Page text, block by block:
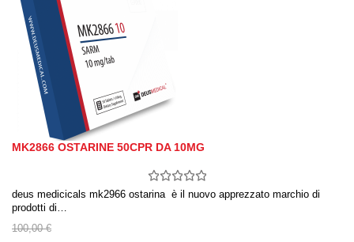
MK2866 OSTARINE 50CPR DA 10MG
deus medicicals mk2966 ostarina è il nuovo apprezzato marchio di
prodotti di…
100,00 €